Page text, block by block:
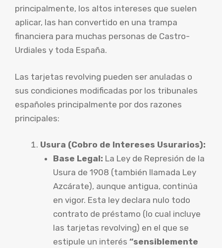
principalmente, los altos intereses que suelen
aplicar, las han convertido en una trampa
financiera para muchas personas de Castro-
Urdiales y toda España.
Las tarjetas revolving pueden ser anuladas o
sus condiciones modificadas por los tribunales
españoles principalmente por dos razones
principales:
Usura (Cobro de Intereses Usurarios):
Base Legal: La Ley de Represión de la
Usura de 1908 (también llamada Ley
Azcárate), aunque antigua, continúa
en vigor. Esta ley declara nulo todo
contrato de préstamo (lo cual incluye
las tarjetas revolving) en el que se
estipule un interés “sensiblemente